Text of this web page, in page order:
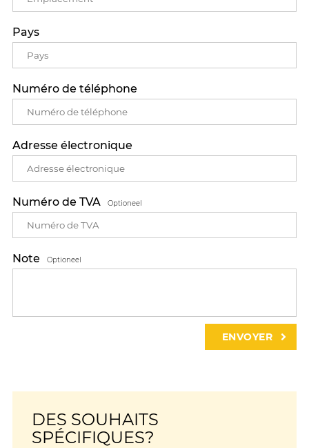
Pays
Numéro de téléphone
Adresse électronique
Numéro de TVA Optioneel
Note Optioneel
DES SOUHAITS
SPÉCIFIQUES?